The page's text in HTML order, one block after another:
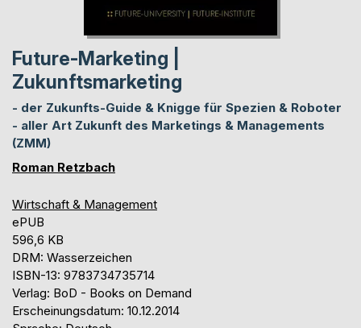
Future-Marketing |
Zukunftsmarketing
- der Zukunfts-Guide & Knigge für Spezien & Roboter
- aller Art Zukunft des Marketings & Managements
(ZMM)
Roman Retzbach
Wirtschaft & Management
ePUB
596,6 KB
DRM: Wasserzeichen
ISBN-13: 9783734735714
Verlag: BoD - Books on Demand
Erscheinungsdatum: 10.12.2014